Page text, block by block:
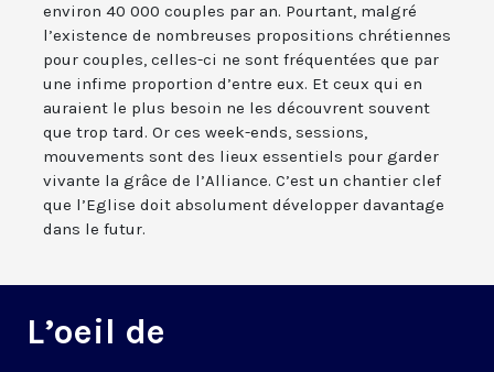
environ 40 000 couples par an. Pourtant, malgré
l’existence de nombreuses propositions chrétiennes
pour couples, celles-ci ne sont fréquentées que par
une infime proportion d’entre eux. Et ceux qui en
auraient le plus besoin ne les découvrent souvent
que trop tard. Or ces week-ends, sessions,
mouvements sont des lieux essentiels pour garder
vivante la grâce de l’Alliance. C’est un chantier clef
que l’Eglise doit absolument développer davantage
dans le futur.
L’oeil de